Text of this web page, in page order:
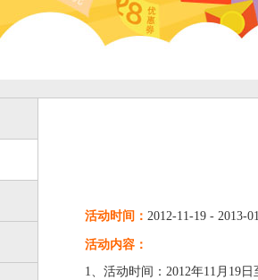
活动时间： 2012-11-19 - 2013-
活动内容：
1、活动时间：2012年11月19